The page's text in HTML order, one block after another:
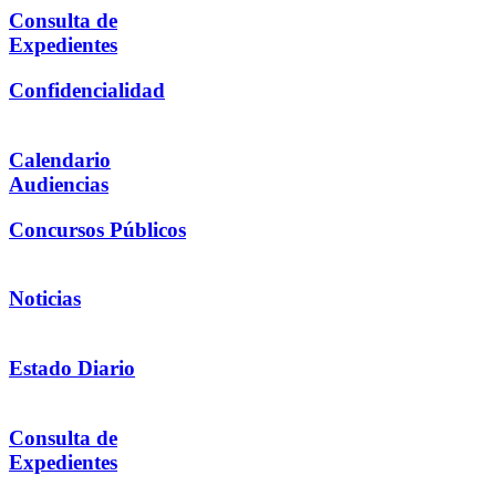
Consulta de
Expedientes
Confidencialidad
Calendario
Audiencias
Concursos Públicos
Noticias
Estado Diario
Consulta de
Expedientes